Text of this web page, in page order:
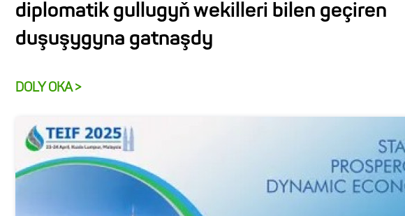
diplomatik gullugyň wekilleri bilen geçiren
duşuşygyna gatnaşdy
DOLY OKA >